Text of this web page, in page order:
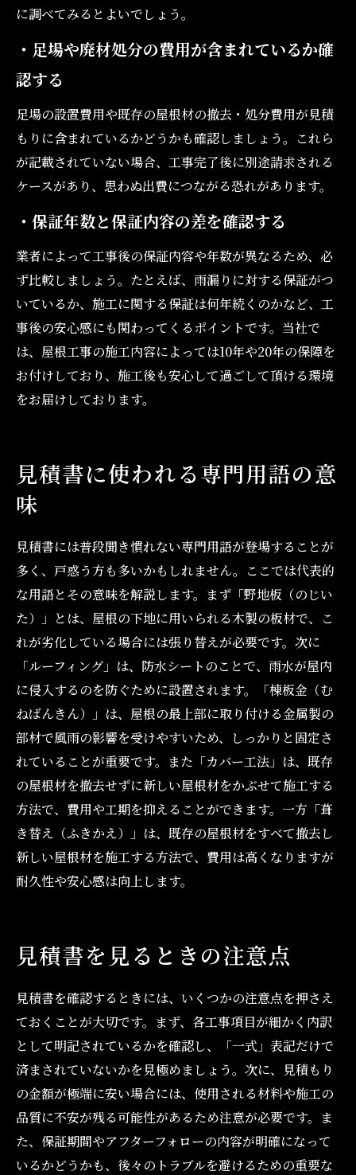
に調べてみるとよいでしょう。
・足場や廃材処分の費用が含まれているか確
認する
足場の設置費用や既存の屋根材の撤去・処分費用が見積
もりに含まれているかどうかも確認しましょう。これら
が記載されていない場合、工事完了後に別途請求される
ケースがあり、思わぬ出費につながる恐れがあります。
・保証年数と保証内容の差を確認する
業者によって工事後の保証内容や年数が異なるため、必
ず比較しましょう。たとえば、雨漏りに対する保証がつ
いているか、施工に関する保証は何年続くのかなど、工
事後の安心感にも関わってくるポイントです。当社で
は、屋根工事の施工内容によっては10年や20年の保障を
お付けしており、施工後も安心して過ごして頂ける環境
をお届けしております。
見積書に使われる専門用語の意
味
見積書には普段聞き慣れない専門用語が登場することが
多く、戸惑う方も多いかもしれません。ここでは代表的
な用語とその意味を解説します。まず「野地板（のじい
た）」とは、屋根の下地に用いられる木製の板材で、こ
れが劣化している場合には張り替えが必要です。次に
「ルーフィング」は、防水シートのことで、雨水が屋内
に侵入するのを防ぐために設置されます。「棟板金（む
ねばんきん）」は、屋根の最上部に取り付ける金属製の
部材で風雨の影響を受けやすいため、しっかりと固定さ
れていることが重要です。また「カバー工法」は、既存
の屋根材を撤去せずに新しい屋根材をかぶせて施工する
方法で、費用や工期を抑えることができます。一方「葺
き替え（ふきかえ）」は、既存の屋根材をすべて撤去し
新しい屋根材を施工する方法で、費用は高くなりますが
耐久性や安心感は向上します。
見積書を見るときの注意点
見積書を確認するときには、いくつかの注意点を押さえ
ておくことが大切です。まず、各工事項目が細かく内訳
として明記されているかを確認し、「一式」表記だけで
済まされていないかを見極めましょう。次に、見積もり
の金額が極端に安い場合には、使用される材料や施工の
品質に不安が残る可能性があるため注意が必要です。ま
た、保証期間やアフターフォローの内容が明確になって
いるかどうかも、後々のトラブルを避けるための重要な